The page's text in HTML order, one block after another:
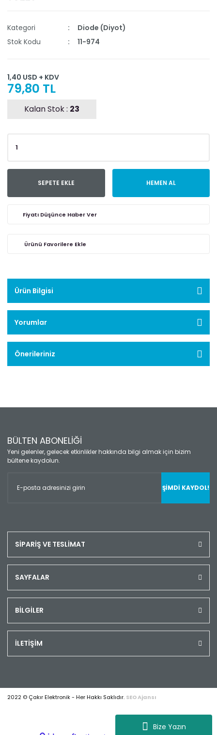
Bize Yazın
Kategori
Diode (Diyot)
Stok Kodu
11-974
1,40 USD + KDV
79,80 TL
Kalan Stok : 23
SEPETE EKLE HEMEN AL
Fiyatı Düşünce Haber Ver
Ürün Bilgisi
Yorumlar
Önerileriniz
BÜLTEN ABONELİĞİ
Yeni gelenler, gelecek etkinlikler hakkında bilgi almak için bizim
bültene kaydolun.
ŞİMDİ KAYDOL!
SİPARİŞ VE TESLİMAT
SAYFALAR
BİLGİLER
İLETİŞİM
2022 © Çakır Elektronik - Her Hakkı Saklıdır. SEO Ajansı